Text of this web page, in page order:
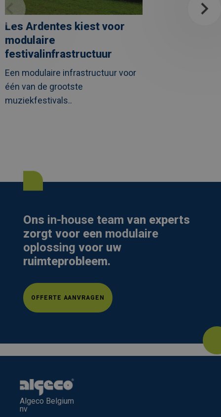
Les Ardentes kiest voor
modulaire
festivalinfrastructuur
Een modulaire infrastructuur voor
één van de grootste
muziekfestivals..
Ons in-house team van experts
zorgt voor een modulaire
oplossing voor uw
ruimteprobleem.
OFFERTE AANVRAGEN
Algeco Belgium
nv